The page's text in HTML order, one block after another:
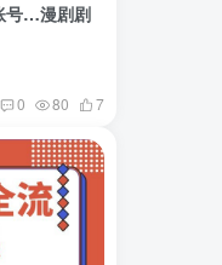
号…漫剧剧
0 80 7